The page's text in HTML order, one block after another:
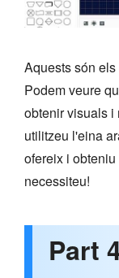
Aquests són
Podem veure
obtenir visuals i
utilitzeu l'eina
ofereix i
necessiteu!
Part